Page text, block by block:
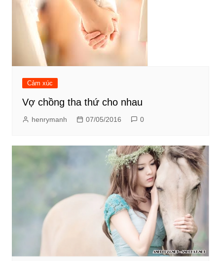
Cảm xúc
Vợ chồng tha thứ cho nhau
henrymanh 07/05/2016 0